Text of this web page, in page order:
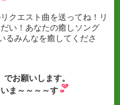
クエスト曲を送ってね！リ
い！あなたの癒しソング
るみんなを癒してくださ
お願いします。
ま～～～～す